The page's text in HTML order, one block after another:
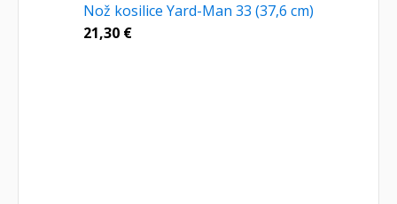
Nož kosilice Yard-Man 33 (37,6 cm)
21,30 €